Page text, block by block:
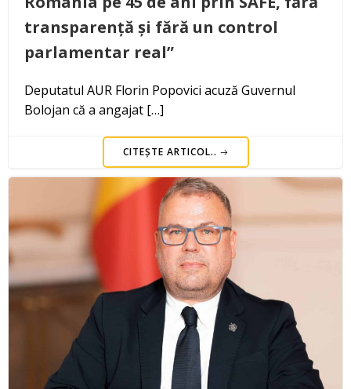
transparență și fără un control
parlamentar real”
Deputatul AUR Florin Popovici acuză Guvernul
Bolojan că a angajat […]
CITEȘTE ARTICOL..